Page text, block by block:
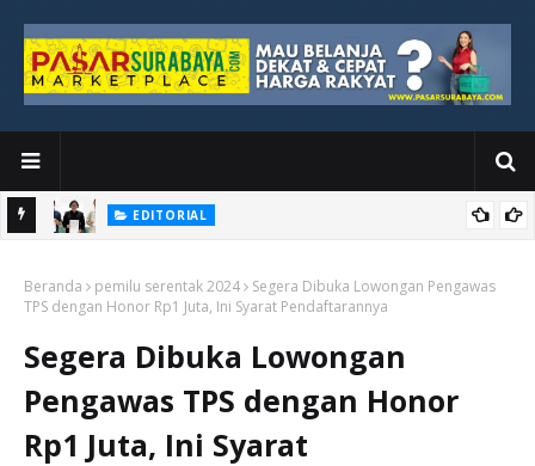
EDITORIAL
Beranda pemilu serentak 2024
Segera Dibuka Lowongan Pengawas
TPS dengan Honor Rp1 Juta, Ini Syarat Pendaftarannya
Segera Dibuka Lowongan
Pengawas TPS dengan Honor
Rp1 Juta, Ini Syarat